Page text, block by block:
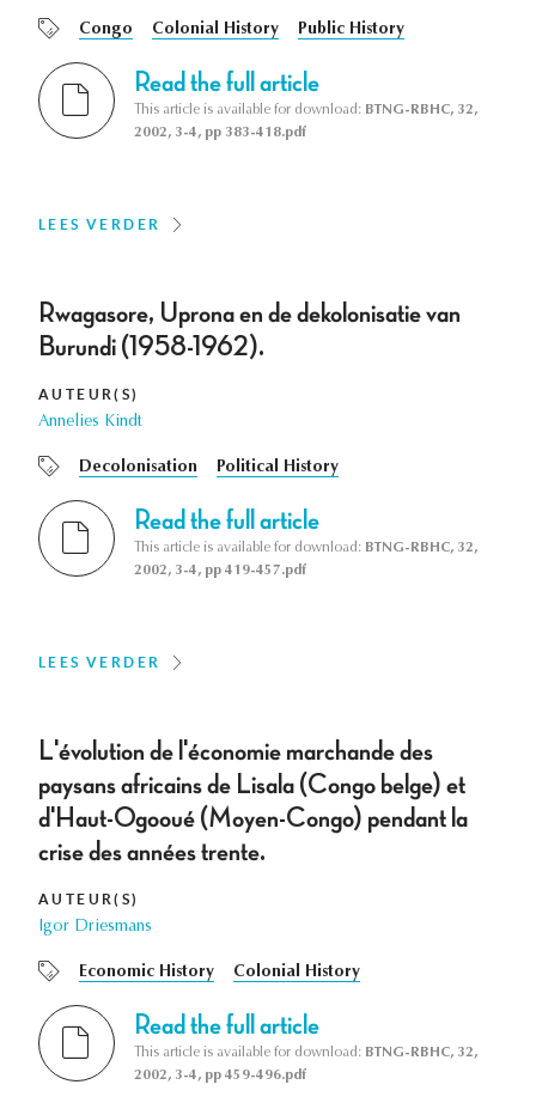
Congo Colonial History Public History
Read the full article
This article is available for download: BTNG-RBHC, 32,
2002, 3-4, pp 383-418.pdf
LEES VERDER
Rwagasore, Uprona en de dekolonisatie van
Burundi (1958-1962).
AUTEUR(S)
Annelies Kindt
Decolonisation Political History
Read the full article
This article is available for download: BTNG-RBHC, 32,
2002, 3-4, pp 419-457.pdf
LEES VERDER
L'évolution de l'économie marchande des
paysans africains de Lisala (Congo belge) et
d'Haut-Ogooué (Moyen-Congo) pendant la
crise des années trente.
AUTEUR(S)
Igor Driesmans
Economic History Colonial History
Read the full article
This article is available for download: BTNG-RBHC, 32,
2002, 3-4, pp 459-496.pdf